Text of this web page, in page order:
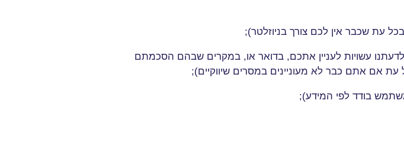
עת שכבר אין לכם צורך בניוזלטר);
עשויות לעניין אתכם, בדואר או, במקרים שבהם הסכמתם
עת אם אתם כבר לא מעוניינים במסרים שיווקיים);
בודד לפי המידע);